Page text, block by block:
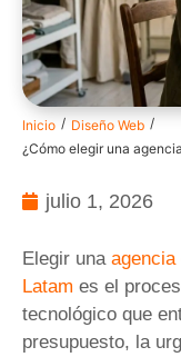
Inicio / Diseño Web /
¿Cómo elegir una
julio 1, 2026
Elegir una agencia
Latam es el
tecnológico que
presupuesto, la